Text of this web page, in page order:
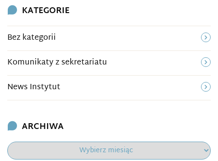
KATEGORIE
Bez kategorii
Komunikaty z sekretariatu
News Instytut
ARCHIWA